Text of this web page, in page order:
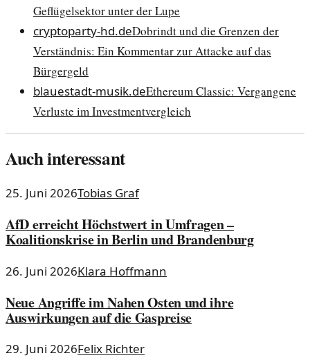
Geflügelsektor unter der Lupe
cryptoparty-hd.deDobrindt und die Grenzen der
Verständnis: Ein Kommentar zur Attacke auf das
Bürgergeld
blauestadt-musik.deEthereum Classic: Vergangene
Verluste im Investmentvergleich
Auch interessant
25. Juni 2026Tobias Graf
AfD erreicht Höchstwert in Umfragen –
Koalitionskrise in Berlin und Brandenburg
26. Juni 2026Klara Hoffmann
Neue Angriffe im Nahen Osten und ihre
Auswirkungen auf die Gaspreise
29. Juni 2026Felix Richter